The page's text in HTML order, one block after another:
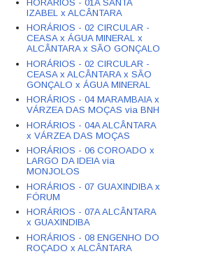
HORÁRIOS - 01A SANTA
IZABEL x ALCÂNTARA
HORÁRIOS - 02 CIRCULAR -
CEASA x ÁGUA MINERAL x
ALCÂNTARA x SÃO GONÇALO
HORÁRIOS - 02 CIRCULAR -
CEASA x ALCÂNTARA x SÃO
GONÇALO x ÁGUA MINERAL
HORÁRIOS - 04 MARAMBAIA x
VÁRZEA DAS MOÇAS via BNH
HORÁRIOS - 04A ALCÂNTARA
x VÁRZEA DAS MOÇAS
HORÁRIOS - 06 COROADO x
LARGO DA IDEIA via
MONJOLOS
HORÁRIOS - 07 GUAXINDIBA x
FÓRUM
HORÁRIOS - 07A ALCÂNTARA
x GUAXINDIBA
HORÁRIOS - 08 ENGENHO DO
ROÇADO x ALCÂNTARA